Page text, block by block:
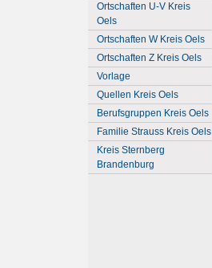
Ortschaften U-V Kreis
Oels
Ortschaften W Kreis Oels
Ortschaften Z Kreis Oels
Vorlage
Quellen Kreis Oels
Berufsgruppen Kreis Oels
Familie Strauss Kreis Oels
Kreis Sternberg
Brandenburg